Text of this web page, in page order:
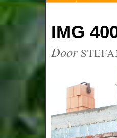
IMG
Door